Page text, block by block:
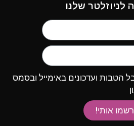
לניוזלטר שלנו
הטבות ועדכונים באימייל ובסמס
אותי!